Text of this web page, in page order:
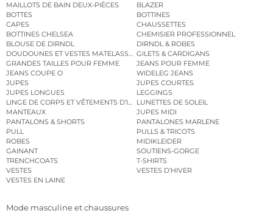
MAILLOTS DE BAIN DEUX-PIÈCES
BLAZER
BOTTES
BOTTINES
CAPES
CHAUSSETTES
BOTTINES CHELSEA
CHEMISIER PROFESSIONNEL
BLOUSE DE DIRNDL
DIRNDL & ROBES
DOUDOUNES ET VESTES MATELASSÉESGILETS & CARDIGANS
GRANDES TAILLES POUR FEMME
JEANS POUR FEMME
JEANS COUPE O
WIDELEG JEANS
JUPES
JUPES COURTES
JUPES LONGUES
LEGGINGS
LINGE DE CORPS ET VÊTEMENTS D’INTÉRIEURLUNETTES DE SOLEIL
MANTEAUX
JUPES MIDI
PANTALONS & SHORTS
PANTALONES MARLENE
PULL
PULLS & TRICOTS
ROBES
MIDIKLEIDER
GAINANT
SOUTIENS-GORGE
TRENCHCOATS
T-SHIRTS
VESTES
VESTES D’HIVER
VESTES EN LAINE
Mode masculine et chaussures